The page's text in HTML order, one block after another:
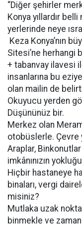
“Diğer şehirler
Konya yıllardır
yerlerinde neye
Keza Konya’nın
Sitesi’ne herhangi
+ tabanvay ilavesi
insanlarına bu
olan mailin de
Okuyucu yerden
Düşününüz bir.
Merkez olan
otobüslerle. Çevre
Araplar,
imkânınızın
Hiçbir hastaneye
binaları, vergi
misiniz?
Mutlaka uzak
binmekle ve